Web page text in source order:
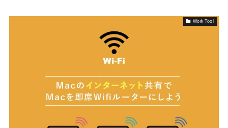
Work Tool